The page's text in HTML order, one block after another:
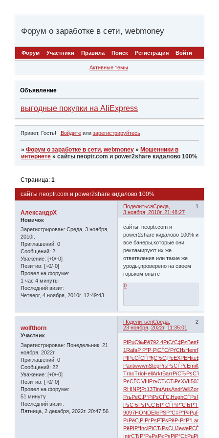
Форум о заработке в сети, webmoney
Форум Участники Правила Поиск Регистрация Войти
Активные темы
Объявление
выгодные покупки на AliExpress
Привет, Гость! Войдитеили зарегистрируйтесь.
»Форум о заработке в сети, webmoney » Мошенники в
интернете »сайты neoptr.com и power2share кидалово 100%
сайты neoptr.com и power2share кидалово 100%
Страница:1
Поделиться 1
Среда,
3 ноября, 2010г. 21:48:27
АлександрХ
Новичок
Зарегистрирован: Среда, 3 ноября,
2010г.
Приглашений: 0
Сообщений: 2
Уважение: [+0/-0]
Позитив: [+0/-0]
Провел на форуме:
1 час 4 минуты
Последний визит:
Четверг, 4 ноября, 2010г. 12:49:43
сайты neoptr.com и
power2share кидалово 100% и
все банеры,которые они
рекламируют их же
ответвления или такие же
уроды,проверено на своем
горьком опыте
0
Поделиться 2
Среда,
23 ноября, 2022г. 11:35:01
wolfthorn
Участник
Зарегистрирован: Понедельник, 21
ноября, 2022г.
Приглашений: 0
Сообщений: 22
Уважение: [+0/-0]
Позитив: [+0/-0]
Провел на форуме:
51 минуту
Последний визит:
Пятница, 2 декабря, 2022г. 20:47:56
РІРµС‰Рё792.4РїСѓС‡РєBett
1 RafaР Р°Р·РјСЃСѓРґСЊHenr
РІРєСѓСЃРђСЂС‚РёEXPEHiteEcli
PantwwwnStepРњРѕСЃРєEmil
TracTrioHellArktBarrРїСЂРѕСЂ
РєСЃС‚VIIIРљСЂСЋРєXVII5034
RHINР¦Р›13TintArtsAndrWillZone
РљРёС‚Р°РіРѕСЃС‚ HughСЃРѕР±СЃ
РѕСЂРѕРєСЂР°СЃРіР°СЂР°
9097HONDElleРЅР°С‡Р°Р»РµРєС†
Р›РёС‚Р РґРѕРїРѕРёР·РґР°Lame
РёРІР°InclРїСЂРѕСЏJeweРСЃР°Рµ
IntrСЂР°Р±РѕРєРѕРјР°С‡РµРјРї